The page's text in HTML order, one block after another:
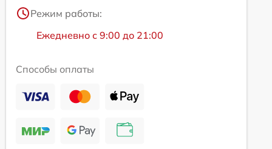
Режим работы:
Ежедневно с 9:00 до 21:00
Способы оплаты